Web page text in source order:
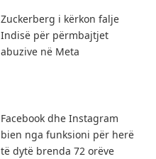
Zuckerberg i kërkon falje
Indisë për përmbajtjet
abuzive në Meta
Facebook dhe Instagram
bien nga funksioni për herë
të dytë brenda 72 orëve